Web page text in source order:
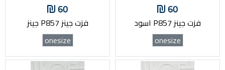
60
فزت جينز P857 اسود
onesize
60
فزت جينز P857 جينز
onesize